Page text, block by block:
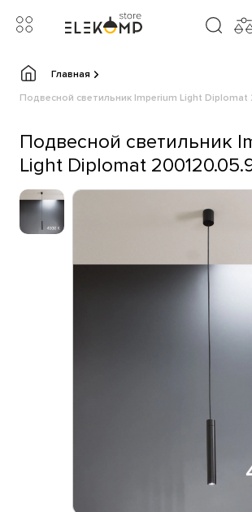
Главная
Подвесной светильник Imperium Light
Подвесной светильник
Light Diplomat